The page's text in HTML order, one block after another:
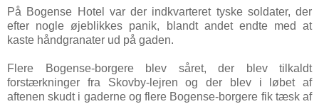
På Bogense Hotel var der indkvarteret tyske soldater, der
efter nogle øjeblikkes panik, blandt andet endte med at
kaste håndgranater ud på gaden.
Flere Bogense-borgere blev såret, der blev tilkaldt
forstærkninger fra Skovby-lejren og der blev i løbet af
aftenen skudt i gaderne og flere Bogense-borgere fik tæsk af